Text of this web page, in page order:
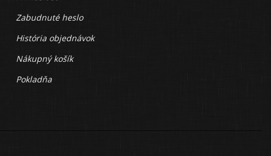
Zabudnuté heslo
História objednávok
Nákupný košík
Pokladňa